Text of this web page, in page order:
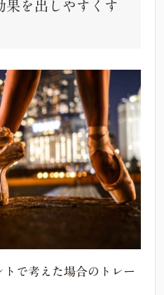
果を出しやすくす
で考えた場合のトレー